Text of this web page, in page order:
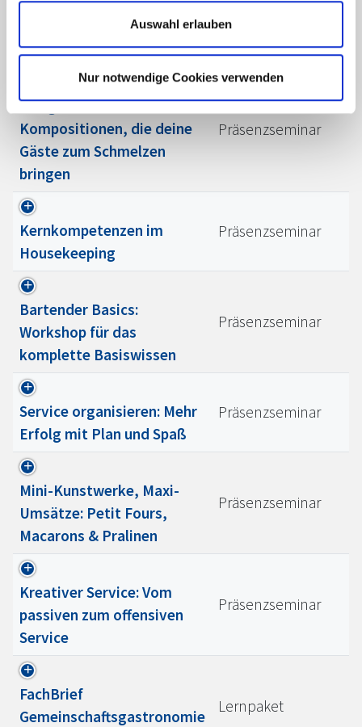
Auswahl erlauben
Nur notwendige Cookies verwenden
Mitarbeiterqualifizierung
im Housekeeping
Präsenzseminar
Das große Finale: Dessert-
Kompositionen, die deine
Gäste zum Schmelzen
bringen
Präsenzseminar
Kernkompetenzen im
Housekeeping
Präsenzseminar
Bartender Basics:
Workshop für das
komplette Basiswissen
Präsenzseminar
Service organisieren: Mehr
Erfolg mit Plan und Spaß
Präsenzseminar
Mini-Kunstwerke, Maxi-
Umsätze: Petit Fours,
Macarons & Pralinen
Präsenzseminar
Kreativer Service: Vom
passiven zum offensiven
Service
Präsenzseminar
FachBrief
Gemeinschaftsgastronomie
Lernpaket